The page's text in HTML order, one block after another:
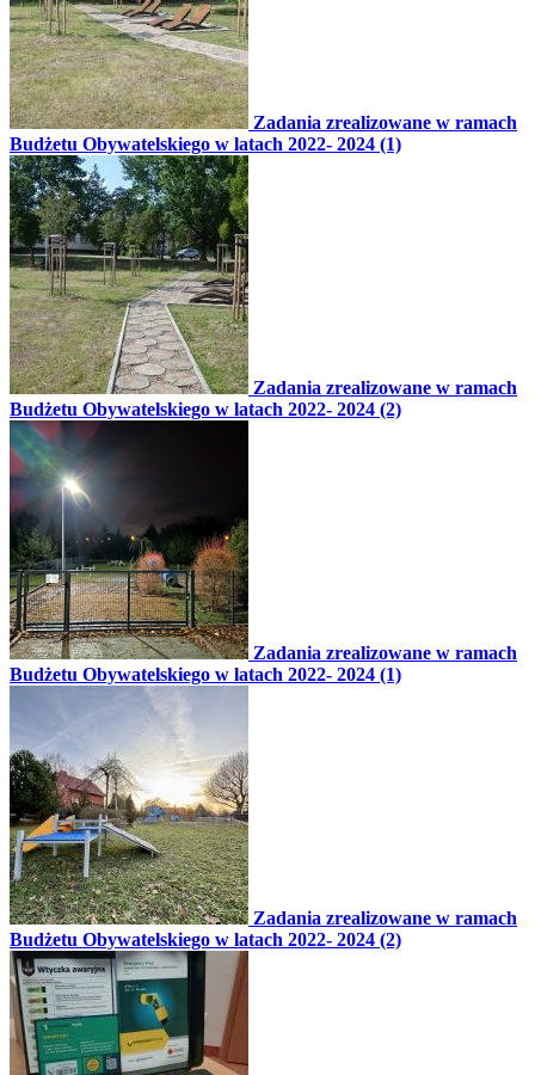
Zadania zrealizowane w ramach
Budżetu Obywatelskiego w latach 2022- 2024 (1)
Zadania zrealizowane w ramach
Budżetu Obywatelskiego w latach 2022- 2024 (2)
Zadania zrealizowane w ramach
Budżetu Obywatelskiego w latach 2022- 2024 (1)
Zadania zrealizowane w ramach
Budżetu Obywatelskiego w latach 2022- 2024 (2)